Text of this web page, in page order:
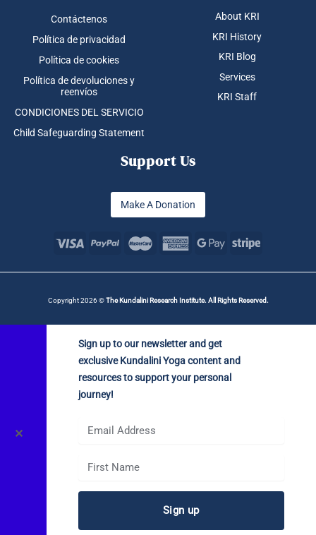
Contáctenos
Política de privacidad
Política de cookies
Política de devoluciones y
reenvíos
CONDICIONES DEL SERVICIO
Child Safeguarding Statement
About KRI
KRI History
KRI Blog
Services
KRI Staff
Support Us
Make A Donation
Copyright 2026 ©The Kundalini Research Institute. All Rights Reserved.
✕
Sign up to our newsletter and get
exclusive Kundalini Yoga content and
resources to support your personal
journey!
Sign up